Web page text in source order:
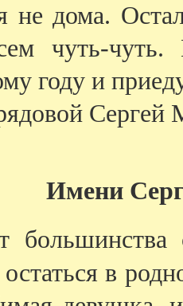
не дома.
чуть-
году и
Сергей
Имени
в